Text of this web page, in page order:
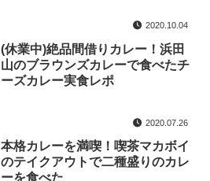
2020.10.04
(休業中)絶品間借りカレー！浜田
山のブラウンズカレーで食べたチ
ーズカレー実食レポ
2020.07.26
本格カレーを満喫！喫茶マカボイ
のテイクアウトで二種盛りのカレ
ーを食べた